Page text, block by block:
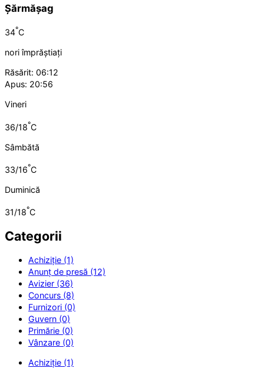
Șărmășag
34°C
nori împrăștiați
Răsărit: 06:12
Apus: 20:56
Vineri
36/18°C
Sâmbătă
33/16°C
Duminică
31/18°C
Categorii
Achiziție (1)
Anunț de presă (12)
Avizier (36)
Concurs (8)
Furnizori (0)
Guvern (0)
Primărie (0)
Vânzare (0)
Achiziție (1)